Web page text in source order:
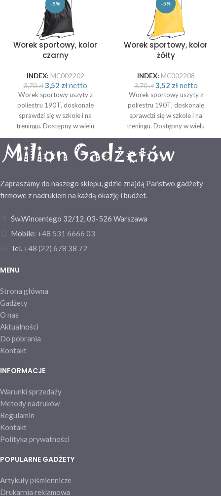
-5%
Worek sportowy, kolor
czarny
INDEX: MC002202
3,70zł 3,52 złnetto
Worek sportowy uszyty z
poliestru 190T, doskonale
sprawdzi się w szkole i na
treningu. Dostępny w wielu
32,5 x 0,3 x 43 cm
-5%
Worek sportowy, kolor
żółty
INDEX: MC002208
3,70zł 3,52 złnetto
Worek sportowy uszyty z
poliestru 190T, doskonale
sprawdzi się w szkole i na
treningu. Dostępny w wielu
sportowy uszyty z poliestru
190T, doskonale sprawdzi się w
Rozmiar: 32,5 x 0,3 x 43 cm
Zapraszamy do naszego sklepu, gdzie znajdą Państwo gadżety
firmowe z nadrukiem na każdą okazję i budżet.
Św.Wincentego 32/12, 03-526 Warszawa
Mobile: +48 531 6666 03
Tel. +48 (22) 678 38 72
MENU
Strona główna
Gadżety
O nas
Aktualności
Do pobrania
Kontakt
INFORMACJE
Warunki sprzedaży
Metody nadruków
Regulamin
Kontakt
Polityka prywatności
POPULARNE GADŻETY
Artykuły piśmiennicze
Drukarnia reklamowa